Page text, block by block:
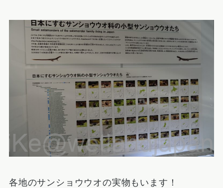
各地のサンショウウオの実物もいます！